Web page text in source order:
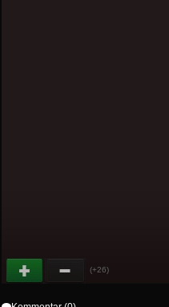
(+26)